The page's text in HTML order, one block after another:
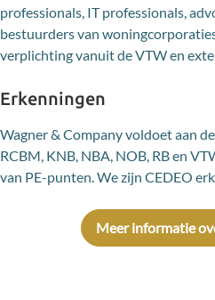
professionals, IT professionals,
bestuurders van
verplichting vanuit de VTW en
Erkenningen
Wagner & Company voldoet aan
RCBM, KNB, NBA, NOB, RB en
van PE-punten. We zijn CEDEO
Meer informatie